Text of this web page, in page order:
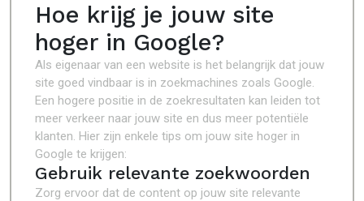
Hoe krijg je jouw site
hoger in Google?
Als eigenaar van een website is het belangrijk dat jouw
site goed vindbaar is in zoekmachines zoals Google.
Een hogere positie in de zoekresultaten kan leiden tot
meer verkeer naar jouw site en dus meer potentiële
klanten. Hier zijn enkele tips om jouw site hoger in
Google te krijgen:
Gebruik relevante zoekwoorden
Zorg ervoor dat de content op jouw site relevante